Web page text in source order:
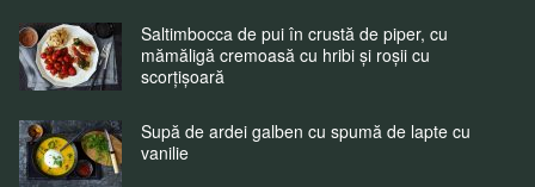
Saltimbocca de pui în crustă de piper, cu
mămăligă cremoasă cu hribi și roșii cu
scorțișoară
Supă de ardei galben cu spumă de lapte cu
vanilie